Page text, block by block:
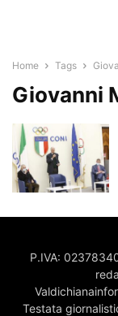
Home Tags
Giovanni
P.IVA:
Testata